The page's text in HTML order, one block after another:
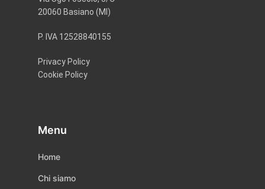
20060 Basiano (MI)
P. IVA 12528840155
Privacy Policy
Cookie Policy
Menu
Home
Chi siamo